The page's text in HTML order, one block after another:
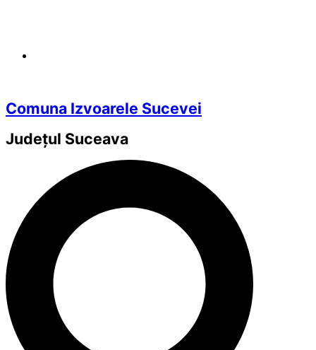
Comuna Izvoarele Sucevei
Județul Suceava